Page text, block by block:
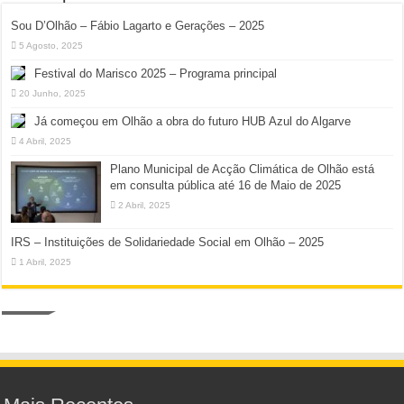
Sou D’Olhão – Fábio Lagarto e Gerações – 2025
5 Agosto, 2025
Festival do Marisco 2025 – Programa principal
20 Junho, 2025
Já começou em Olhão a obra do futuro HUB Azul do Algarve
4 Abril, 2025
Plano Municipal de Acção Climática de Olhão está
em consulta pública até 16 de Maio de 2025
2 Abril, 2025
IRS – Instituições de Solidariedade Social em Olhão – 2025
1 Abril, 2025